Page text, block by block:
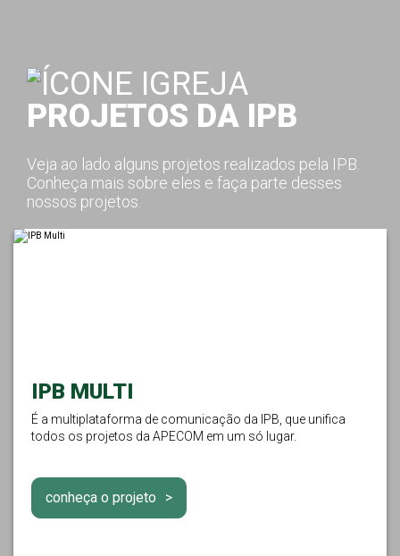
PROJETOS DA IPB
Veja ao lado alguns projetos realizados pela IPB.
Conheça mais sobre eles e faça parte desses
nossos projetos.
IPB MULTI
É a multiplataforma de comunicação da IPB, que unifica
todos os projetos da APECOM em um só lugar.
conheça o projeto